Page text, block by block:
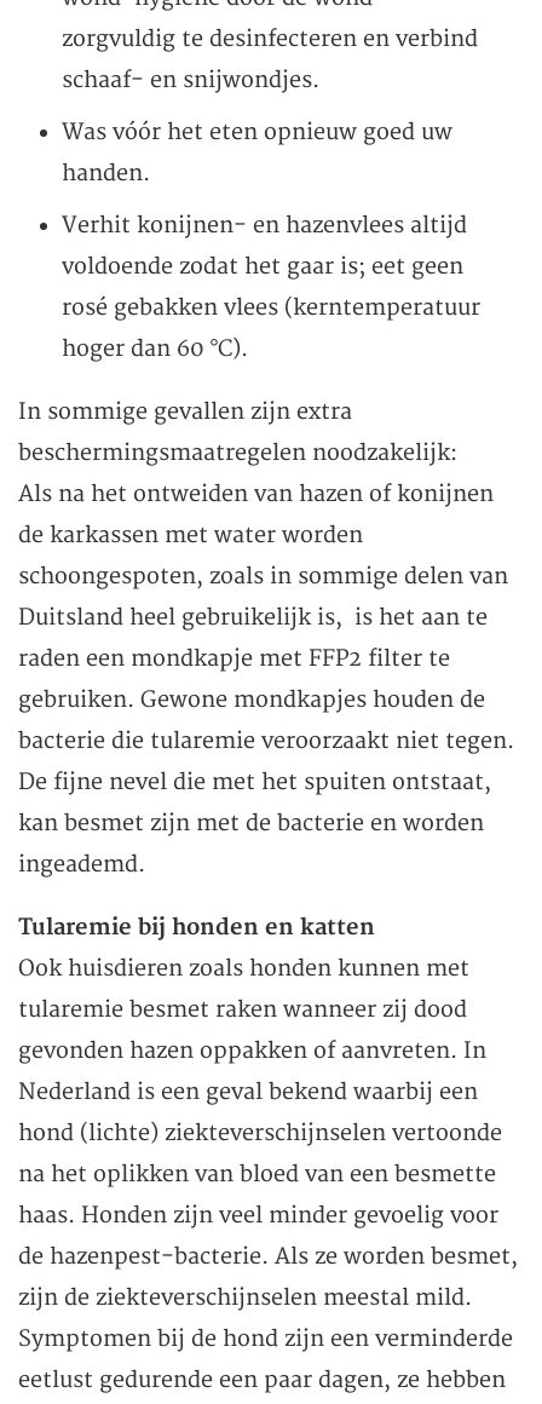
zorgvuldig te desinfecteren en verbind
schaaf- en snijwondjes.
Was vóór het eten opnieuw goed uw
handen.
Verhit konijnen- en hazenvlees altijd
voldoende zodat het gaar is; eet geen
rosé gebakken vlees (kerntemperatuur
hoger dan 60 °C).
In sommige gevallen zijn extra
beschermingsmaatregelen noodzakelijk:
Als na het ontweiden van hazen of konijnen
de karkassen met water worden
schoongespoten, zoals in sommige delen van
Duitsland heel gebruikelijk is, is het aan te
raden een mondkapje met FFP2 filter te
gebruiken. Gewone mondkapjes houden de
bacterie die tularemie veroorzaakt niet tegen.
De fijne nevel die met het spuiten ontstaat,
kan besmet zijn met de bacterie en worden
ingeademd.
Tularemie bij honden en katten
Ook huisdieren zoals honden kunnen met
tularemie besmet raken wanneer zij dood
gevonden hazen oppakken of aanvreten. In
Nederland is een geval bekend waarbij een
hond (lichte) ziekteverschijnselen vertoonde
na het oplikken van bloed van een besmette
haas. Honden zijn veel minder gevoelig voor
de hazenpest-bacterie. Als ze worden besmet,
zijn de ziekteverschijnselen meestal mild.
Symptomen bij de hond zijn een verminderde
eetlust gedurende een paar dagen, ze hebben